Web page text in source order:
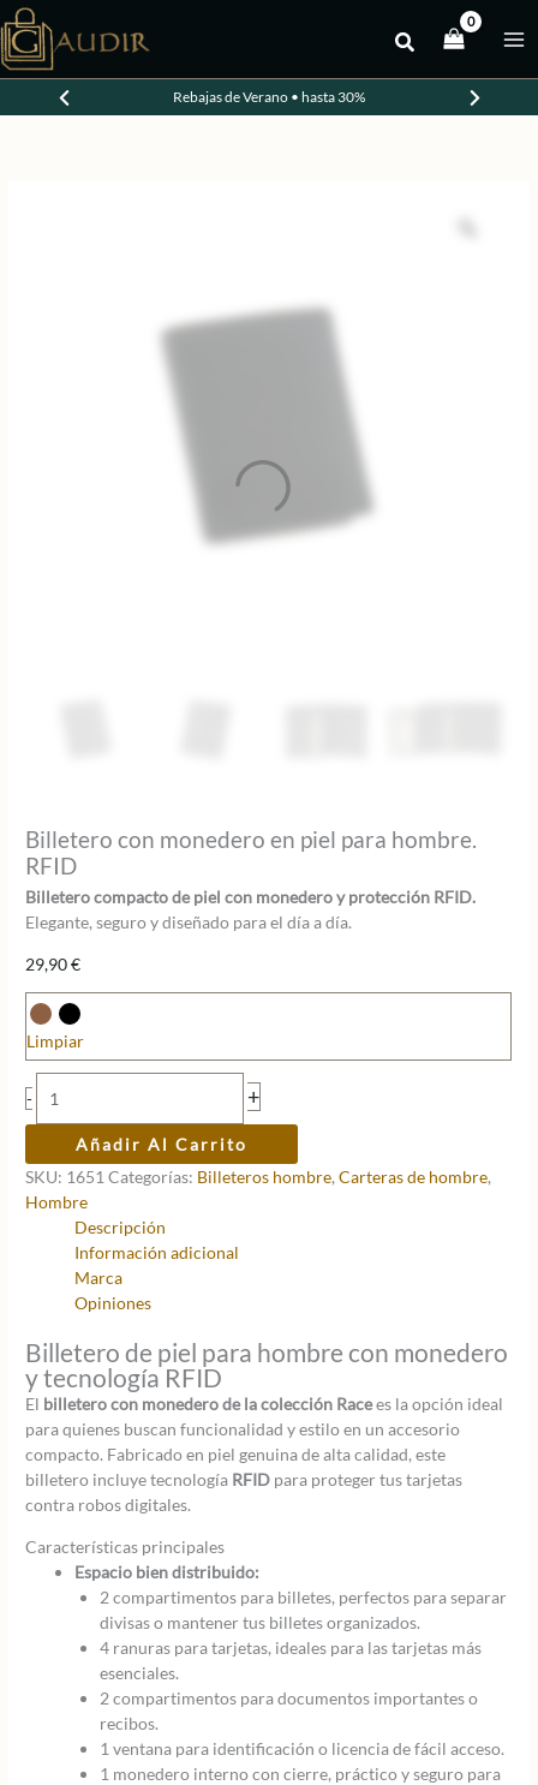
al
contenido
Rebajas de Verano • hasta 30%
Billetero con monedero en piel para hombre.
RFID
Billetero compacto de piel con monedero y protección RFID.
Elegante, seguro y diseñado para el día a día.
29,90€
Limpiar
-
con
monedero
en
piel
para
hombre.
cantidad
+
Añadir Al Carrito
SKU: 1651 Categorías: Billeteros hombre,Carteras de hombre,
Hombre
Descripción
Información adicional
Marca
Opiniones
Billetero de piel para hombre con monedero
y tecnología RFID
El billetero con monedero de la colección Racees la opción ideal
para quienes buscan funcionalidad y estilo en un accesorio
compacto. Fabricado en piel genuina de alta calidad, este
billetero incluye tecnología RFID para proteger tus tarjetas
contra robos digitales.
Características principales
Espacio bien distribuido:
2 compartimentos para billetes, perfectos para separar
divisas o mantener tus billetes organizados.
4 ranuras para tarjetas, ideales para las tarjetas más
esenciales.
2 compartimentos para documentos importantes o
recibos.
1 ventana para identificación o licencia de fácil acceso.
1 monedero interno con cierre, práctico y seguro para